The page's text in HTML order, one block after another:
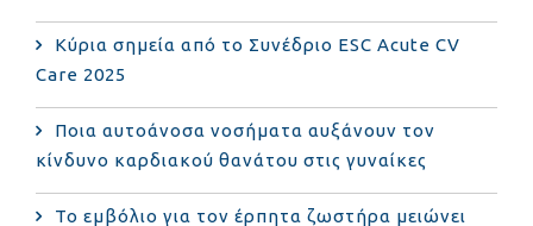
Κύρια σημεία από το Συνέδριο ESC Acute CV
Care 2025
Ποια αυτοάνοσα νοσήματα αυξάνουν τον
κίνδυνο καρδιακού θανάτου στις γυναίκες
Το εμβόλιο για τον έρπητα ζωστήρα μειώνει